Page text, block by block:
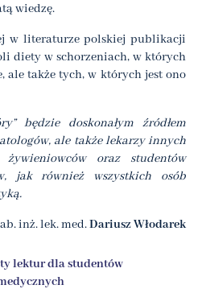
wiedzę.
w literaturze polskiej publikacji
diety w schorzeniach, w których
ale także tych, w których jest ono
będzie doskonałym źródłem
ale także lekarzy innych
żywieniowców oraz studentów
jak również wszystkich osób
inż. lek. med.Dariusz Włodarek
lektur dla studentów